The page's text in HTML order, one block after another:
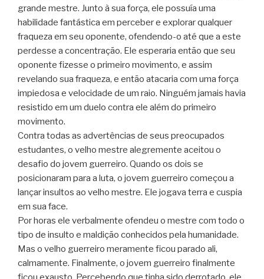
grande mestre. Junto à sua força, ele possuía uma
habilidade fantástica em perceber e explorar qualquer
fraqueza em seu oponente, ofendendo-o até que a este
perdesse a concentração. Ele esperaria então que seu
oponente fizesse o primeiro movimento, e assim
revelando sua fraqueza, e então atacaria com uma força
impiedosa e velocidade de um raio. Ninguém jamais havia
resistido em um duelo contra ele além do primeiro
movimento.
Contra todas as advertências de seus preocupados
estudantes, o velho mestre alegremente aceitou o
desafio do jovem guerreiro. Quando os dois se
posicionaram para a luta, o jovem guerreiro começou a
lançar insultos ao velho mestre. Ele jogava terra e cuspia
em sua face.
Por horas ele verbalmente ofendeu o mestre com todo o
tipo de insulto e maldição conhecidos pela humanidade.
Mas o velho guerreiro meramente ficou parado ali,
calmamente. Finalmente, o jovem guerreiro finalmente